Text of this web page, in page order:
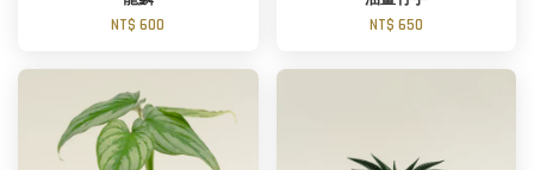
NT$ 600
NT$ 650